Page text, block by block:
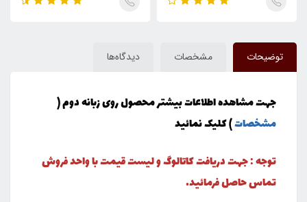
توضیحات مشخصات دیدگاه‌ها
جهت مشاهده اطلاعات بیشتر محصول روی زبانه دوم (
مشخصات) کلیک نمائید
توجه : جهت دریافت کاتالوگ و لیست قیمت با واحد فروش
تماس حاصل فرمائید.